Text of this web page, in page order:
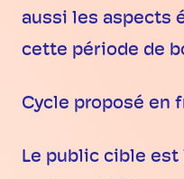
aussi les aspects
cette période de
Cycle proposé en
Le public cible est